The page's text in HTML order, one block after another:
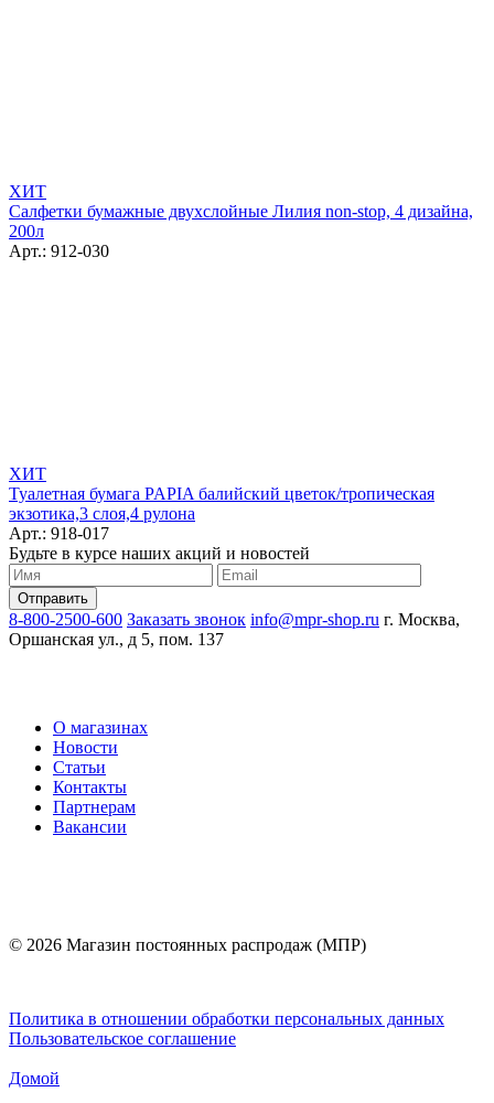
ХИТ
Салфетки бумажные двухслойные Лилия non-stop, 4 дизайна,
200л
Арт.: 912-030
ХИТ
Туалетная бумага PAPIA балийский цветок/тропическая
экзотика,3 слоя,4 рулона
Арт.: 918-017
Будьте в курсе наших акций и новостей
8-800-2500-600 Заказать звонок info@mpr-shop.ru г. Москва,
Оршанская ул., д 5, пом. 137
О магазинах
Новости
Статьи
Контакты
Партнерам
Вакансии
© 2026 Магазин постоянных распродаж (МПР)
Политика в отношении обработки персональных данных
Пользовательское соглашение
Домой